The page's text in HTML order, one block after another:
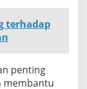
terhadap
penting
membantu